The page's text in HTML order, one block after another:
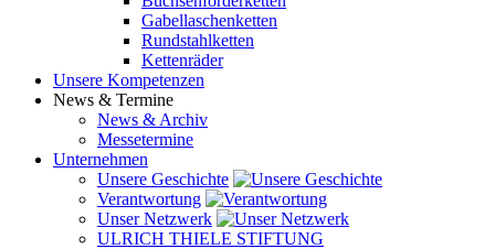
Gabellaschenketten
Rundstahlketten
Kettenräder
Unsere Kompetenzen
News & Termine
News & Archiv
Messetermine
Unternehmen
Unsere Geschichte
Verantwortung
Unser Netzwerk
ULRICH THIELE STIFTUNG